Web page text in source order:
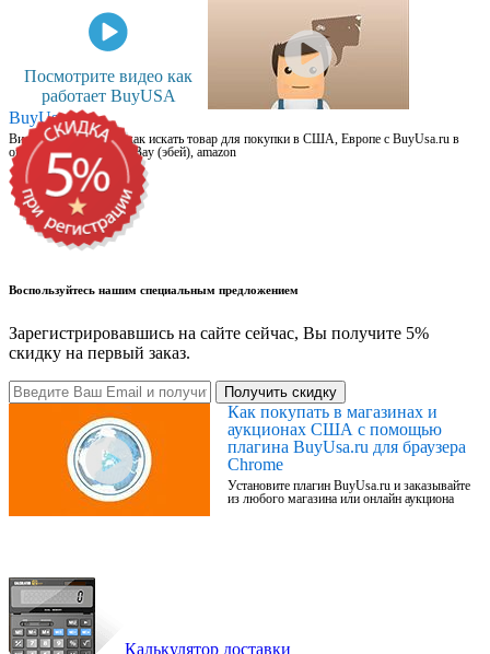
Посмотрите видео как
работает BuyUSA
BuyUsa.ru
Видео для новичков: как искать товар для покупки в США, Европе с BuyUsa.ru в
онлайн магазинах, на eBay (эбей), amazon
Воспользуйтесь нашим специальным предложением
Зарегистрировавшись на сайте сейчас, Вы получите 5%
скидку на первый заказ.
Получить скидку
Как покупать в магазинах и
аукционах США с помощью
плагина BuyUsa.ru для браузера
Chrome
Установите плагин BuyUsa.ru и заказывайте
из любого магазина или онлайн аукциона
Калькулятор доставки